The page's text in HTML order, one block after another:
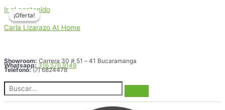
Ir al contenido
Carla Lizarazo At Home
Showroom: Carrera 30 # 51 – 41 Bucaramanga
Whatsapp: 316 576 9149
Teléfono: (7) 6824478
¡Oferta!
¡Oferta!